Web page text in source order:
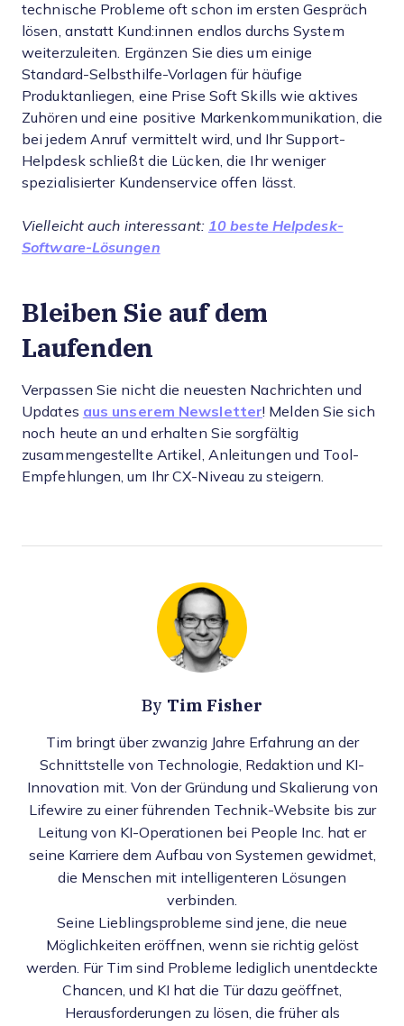
technische Probleme oft schon im ersten Gespräch
lösen, anstatt Kund:innen endlos durchs System
weiterzuleiten. Ergänzen Sie dies um einige
Standard-Selbsthilfe-Vorlagen für häufige
Produktanliegen, eine Prise Soft Skills wie aktives
Zuhören und eine positive Markenkommunikation, die
bei jedem Anruf vermittelt wird, und Ihr Support-
Helpdesk schließt die Lücken, die Ihr weniger
spezialisierter Kundenservice offen lässt.
Vielleicht auch interessant: 10 beste Helpdesk-
Software-Lösungen
Bleiben Sie auf dem
Laufenden
Verpassen Sie nicht die neuesten Nachrichten und
Updates aus unserem Newsletter! Melden Sie sich
noch heute an und erhalten Sie sorgfältig
zusammengestellte Artikel, Anleitungen und Tool-
Empfehlungen, um Ihr CX-Niveau zu steigern.
By Tim Fisher
Tim bringt über zwanzig Jahre Erfahrung an der
Schnittstelle von Technologie, Redaktion und KI-
Innovation mit. Von der Gründung und Skalierung von
Lifewire zu einer führenden Technik-Website bis zur
Leitung von KI-Operationen bei People Inc. hat er
seine Karriere dem Aufbau von Systemen gewidmet,
die Menschen mit intelligenteren Lösungen
verbinden.
Seine Lieblingsprobleme sind jene, die neue
Möglichkeiten eröffnen, wenn sie richtig gelöst
werden. Für Tim sind Probleme lediglich unentdeckte
Chancen, und KI hat die Tür dazu geöffnet,
Herausforderungen zu lösen, die früher als